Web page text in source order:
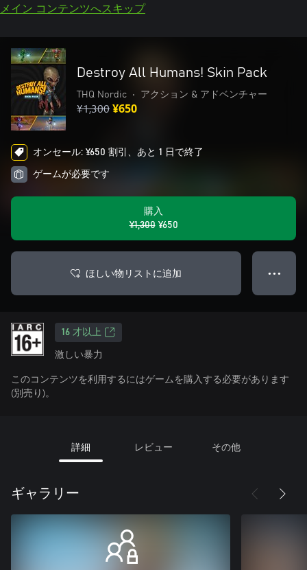
メイン コンテンツへスキップ
Destroy All Humans! Skin Pack
THQ Nordic • アクション & アドベンチャー
¥1,300¥650
オンセール: ¥650 割引、あと 1 日で終了
ゲームが必要です
購入
¥1,300 ¥650
ほしい物リストに追加 ● ● ●
16 才以上
激しい暴力
このコンテンツを利用するにはゲームを購入する必要があります
(別売り)。
詳細 レビュー その他
ギャラリー